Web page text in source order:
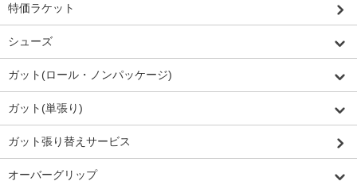
特価ラケット
シューズ
ガット(ロール・ノンパッケージ)
ガット(単張り)
ガット張り替えサービス
オーバーグリップ